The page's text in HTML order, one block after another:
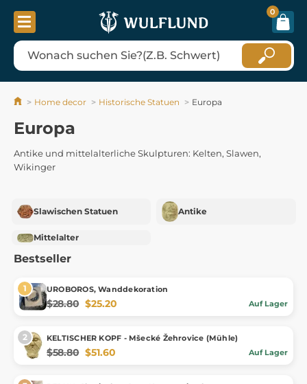
0
Home decor Historische Statuen Europa
Europa
Antike und mittelalterliche Skulpturen: Kelten, Slawen,
Wikinger
Slawischen Statuen Antike
Mittelalter
Bestseller
UROBOROS, Wanddekoration
$28.80 $25.20 Auf Lager
KELTISCHER KOPF - Mšecké Žehrovice (Mühle)
$58.80 $51.60 Auf Lager